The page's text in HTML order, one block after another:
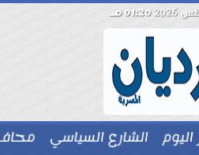
01:20 مـ
الشارع السياسي